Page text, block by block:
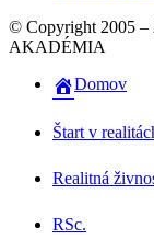
© Copyright 2005
AKADÉMIA
Domov
Štart v
Realitná
RSc.